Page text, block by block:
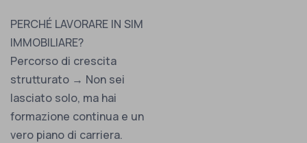
PERCHÉ LAVORARE IN SIM
IMMOBILIARE?
Percorso di crescita
strutturato → Non sei
lasciato solo, ma hai
formazione continua e un
vero piano di carriera.